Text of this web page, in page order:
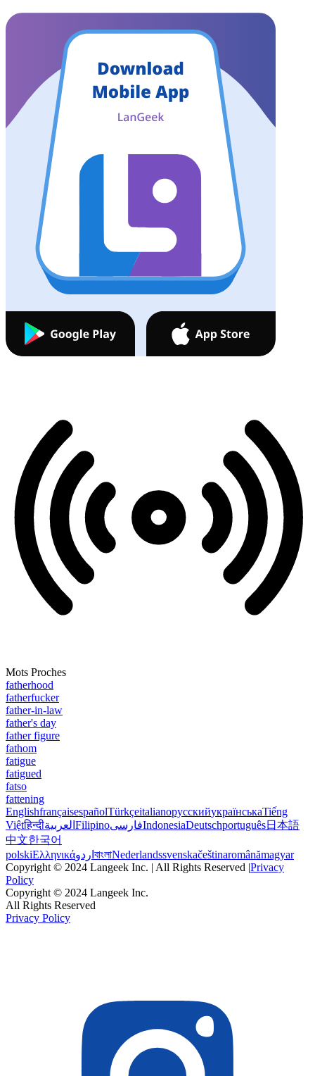
Mots Proches
fatherhood
fatherfucker
father-in-law
father's day
father figure
fathom
fatigue
fatigued
fatso
fattening
EnglishfrançaisespañolTürkçeitalianoрусскийукраїнськаTiếng
Việtहिन्दीالعربية FilipinoفارسیIndonesiaDeutschportuguês日本語
中文한국어
polskiΕλληνικάاردو বাংলাNederlandssvenskačeštinaromânămagyar
Copyright © 2024 Langeek Inc. | All Rights Reserved |Privacy
Policy
Copyright © 2024 Langeek Inc.
All Rights Reserved
Privacy Policy